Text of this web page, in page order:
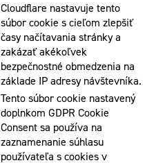
Cloudflare nastavuje tento
súbor cookie s cieľom zlepšiť
časy načítavania stránky a
zakázať akékoľvek
bezpečnostné obmedzenia na
základe IP adresy návštevníka.
Tento súbor cookie nastavený
doplnkom GDPR Cookie
Consent sa používa na
zaznamenanie súhlasu
používateľa s cookies v